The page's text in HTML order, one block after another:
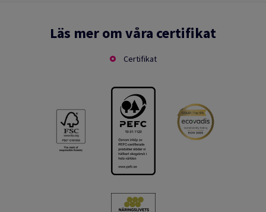
Läs mer om våra certifikat
Certifikat